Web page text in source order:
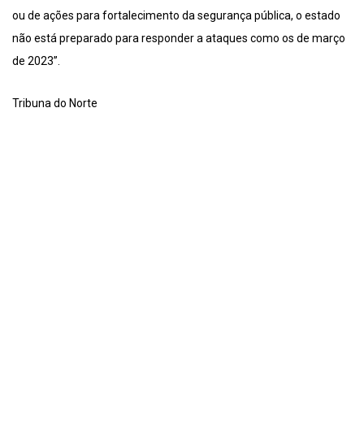
ou de ações para fortalecimento da segurança pública, o estado
não está preparado para responder a ataques como os de março
de 2023”.
Tribuna do Norte